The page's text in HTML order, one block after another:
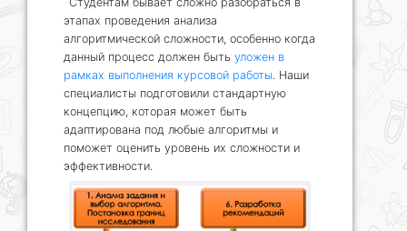
этапах проведения анализа
алгоритмической сложности, особенно когда
данный процесс должен быть уложен в
рамках выполнения курсовой работы. Наши
специалисты подготовили стандартную
концепцию, которая может быть
адаптирована под любые алгоритмы и
поможет оценить уровень их сложности и
эффективности.